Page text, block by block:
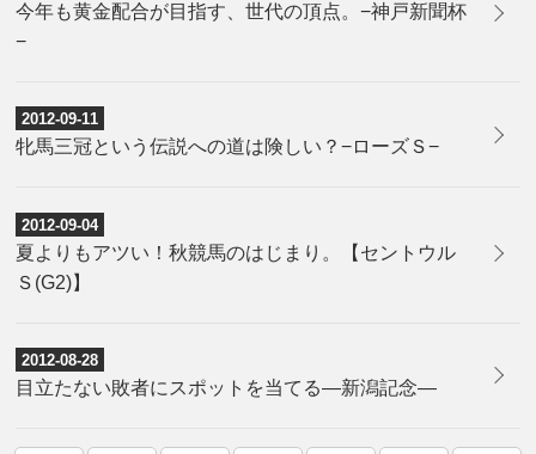
今年も黄金配合が目指す、世代の頂点。−神戸新聞杯
−
2012-09-11
牝馬三冠という伝説への道は険しい？−ローズＳ−
2012-09-04
夏よりもアツい！秋競馬のはじまり。【セントウル
Ｓ(G2)】
2012-08-28
目立たない敗者にスポットを当てる―新潟記念―